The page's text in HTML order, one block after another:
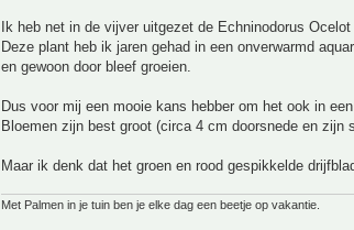
Ik heb net in de vijver uitgezet de Echninodorus Ocelot
Deze plant heb ik jaren gehad in een onverwarmd
en gewoon door bleef groeien.
Dus voor mij een mooie kans hebber om het ook in
Bloemen zijn best groot (circa 4 cm doorsnede en zijn
Maar ik denk dat het groen en rood gespikkelde
Met Palmen in je tuin ben je elke dag een beetje op vakantie.